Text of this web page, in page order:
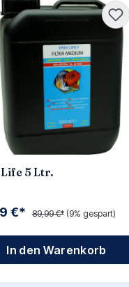
Life 5 Ltr.
€* 89,99 €* (9% gespart)
In den Warenkorb